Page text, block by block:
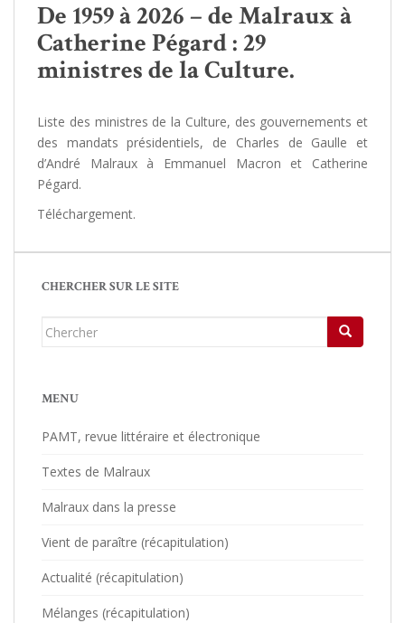
De 1959 à 2026 – de Malraux à
Catherine Pégard : 29
ministres de la Culture.
Liste des ministres de la Culture, des gouvernements et
des mandats présidentiels, de Charles de Gaulle et
d’André Malraux à Emmanuel Macron et Catherine
Pégard.
Téléchargement.
CHERCHER SUR LE SITE
Chercher...
MENU
PAMT, revue littéraire et électronique
Textes de Malraux
Malraux dans la presse
Vient de paraître (récapitulation)
Actualité (récapitulation)
Mélanges (récapitulation)